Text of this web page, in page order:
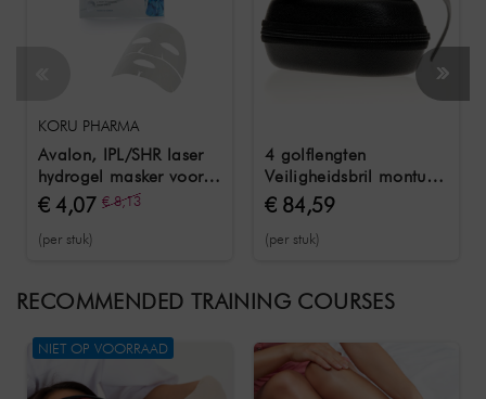
KORU PHARMA
Avalon, IPL/SHR laser
hydrogel masker voor
nabehandeling 1 stuk
€ 4,07 € 8,13
(per stuk)
4 golflengten
Veiligheidsbril montuur
33 / OD 5/6/7 / 740 -
1100 nm
€ 84,59
(per stuk)
RECOMMENDED TRAINING COURSES
NIET OP VOORRAAD